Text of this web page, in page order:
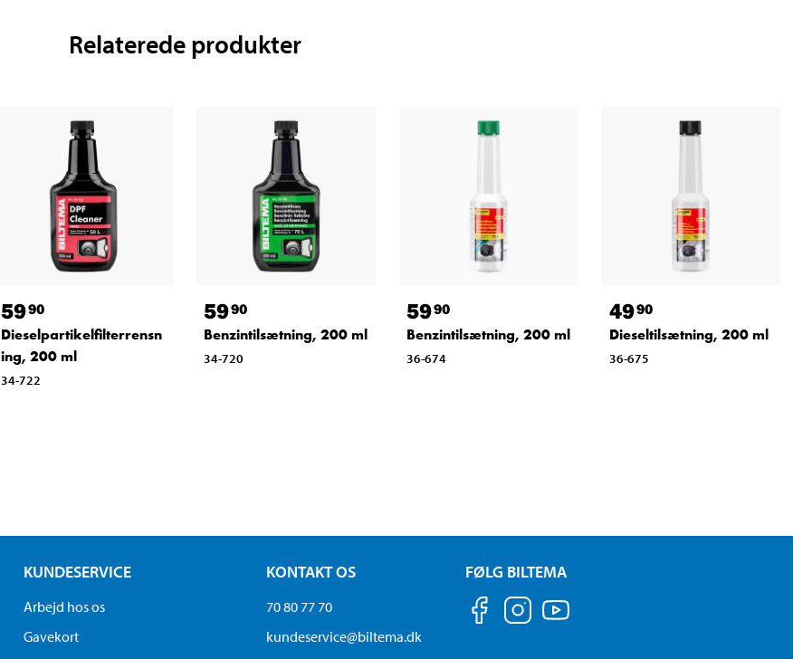
Relaterede produkter
5990
Dieselpartikelfilterrensn
ing, 200 ml
34-722
5990
Benzintilsætning, 200 ml
34-720
5990
Benzintilsætning, 200 ml
36-674
4990
Dieseltilsætning, 200 ml
36-675
KUNDESERVICE
Arbejd hos os
Gavekort
KONTAKT OS
70 80 77 70
kundeservice@biltema.dk
FØLG BILTEMA